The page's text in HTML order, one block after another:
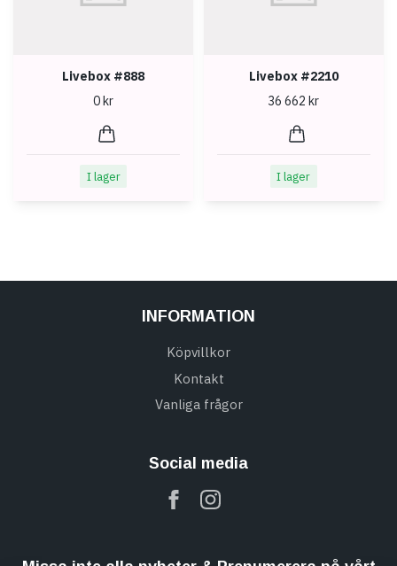
Livebox #888
0 kr
I lager
Livebox #2210
36 662 kr
I lager
INFORMATION
Köpvillkor
Kontakt
Vanliga frågor
Social media